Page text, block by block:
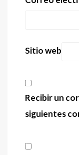
Sitio web
Recibir un
siguientes